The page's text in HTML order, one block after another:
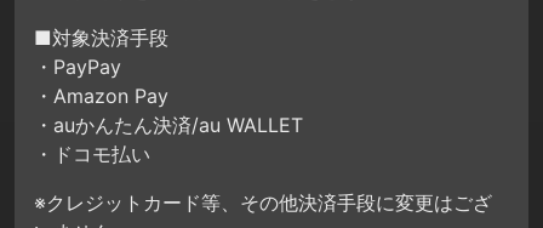
■対象決済手段
・PayPay
・Amazon Pay
・auかんたん決済/au WALLET
・ドコモ払い
※クレジットカード等、その他決済手段に変更はござ